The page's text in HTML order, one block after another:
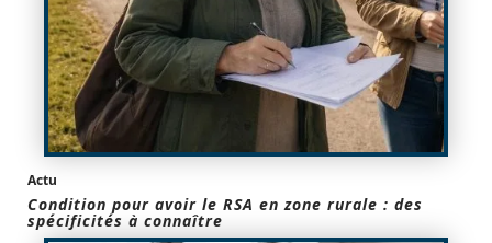
Actu
Condition pour avoir le RSA en zone rurale : des
spécificités à connaître